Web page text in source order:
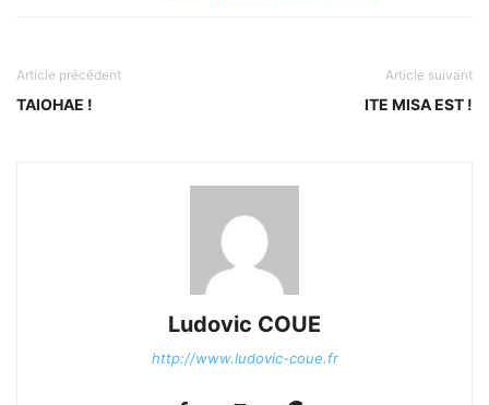
Article précédent
TAIOHAE !
Article suivant
ITE MISA EST !
Ludovic COUE
http://www.ludovic-coue.fr